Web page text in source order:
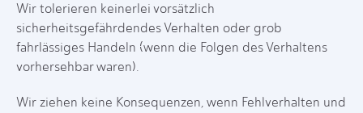
Wir tolerieren keinerlei vorsätzlich
sicherheitsgefährdendes Verhalten oder grob
fahrlässiges Handeln (wenn die Folgen des Verhaltens
vorhersehbar waren).
Wir ziehen keine Konsequenzen, wenn Fehlverhalten und